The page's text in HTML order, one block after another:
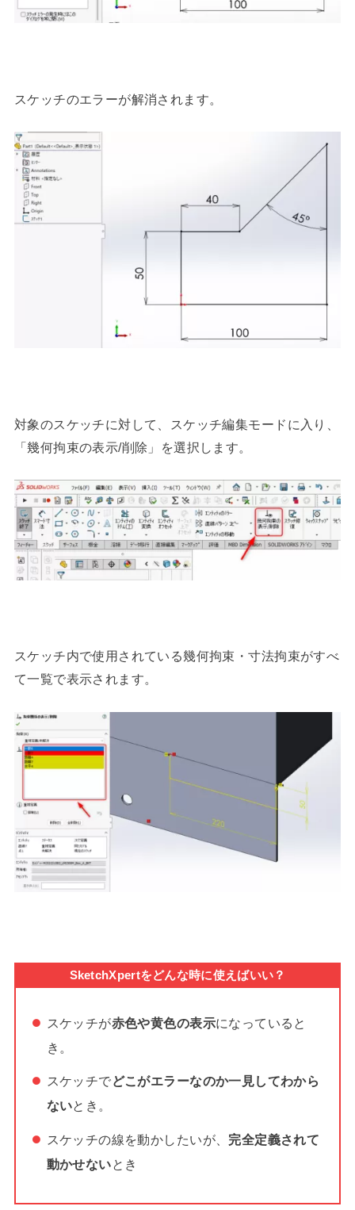
スケッチのエラーが解消されます。
対象のスケッチに対して、スケッチ編集モードに入り、
「幾何拘束の表示/削除」を選択します。
スケッチ内で使用されている幾何拘束・寸法拘束がすべ
て一覧で表示されます。
SketchXpertをどんな時に使えばいい？
スケッチが赤色や黄色の表示になっていると
き。
スケッチでどこがエラーなのか一見してわから
ないとき。
スケッチの線を動かしたいが、 完全定義されて
動かせないとき